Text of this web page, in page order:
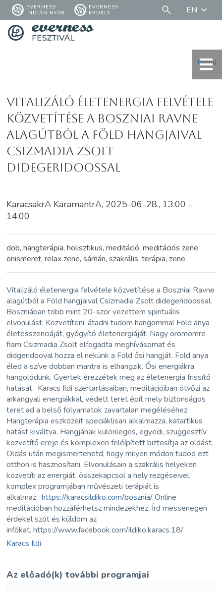
EVERNESS
INDIÁN NYÁR
EVERNESS
ERDÉLY
EN
menü
Vitalizáló életenergia felvétele
közvetítése a Boszniai Ravne
alagútból a Föld hangjaival
Csizmadia Zsolt
didegeridoossal
KaracsakrA KaramantrA, 2025-06-28., 13:00 -
14:00
dob, hangterápia, holisztikus, meditáció, meditációs zene,
önismeret, relax zene, sámán, szakrális, terápia, zene
Vitalizáló életenergia felvétele közvetítése a Boszniai Ravne
alagútból a Föld hangjaival Csizmadia Zsolt didegeridoossal.
Boszniában több mint 20-szor vezettem spirituális
elvonulást. Közvetíteni, átadni tudom hangommal Föld anya
életesszenciáját, gyógyító életenergiáját. Nagy örömömre
fiam Csizmadia Zsolt elfogadta meghívásomat és
didgeridooval hozza el nekünk a Föld ősi hangját. Föld anya
éled a szíve dobban mantra is elhangzik. Ősi energiákra
hangolódunk. Gyertek érezzétek meg az életenergia frissítő
hatását. Karacs Ildi szertartásaiban, meditációiban ötvözi az
arkangyali energiákkal, védett teret épít mely biztonságos
teret ad a belső folyamatok zavartalan megéléséhez.
Hangterápia eszközeit speciáklisan alkalmazza, katartikus
hatást kiváltva. Hangjának különleges, egyedi, szuggesztív
közvetítő ereje és komplexen feléípített biztosítja az oldást.
Oldás után megismertehetd, hogy milyen módon tudod ezt
otthon is hasznosítani. Elvonulásain a szakrális helyeken
közvetíti az energiát, összekapcsol a hely rezgéseivel,
komplex programjában művészeti terápiát is
alkalmaz.https://karacsildiko.com/bosznia/Online
meditációban hozzáférhetsz mindezekhez. Írd messenegen
érdekel szót és küldöm az
infókat. https://www.facebook.com/ildiko.karacs.18/
Karacs Ildi
Az előadó(k) további programjai